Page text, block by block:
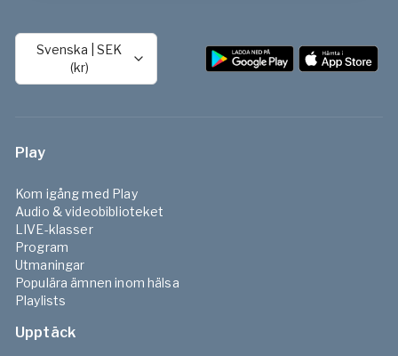
Svenska |SEK
(kr)
Play
Kom igång med Play
Audio & videobiblioteket
LIVE-klasser
Program
Utmaningar
Populära ämnen inom hälsa
Playlists
Upptäck